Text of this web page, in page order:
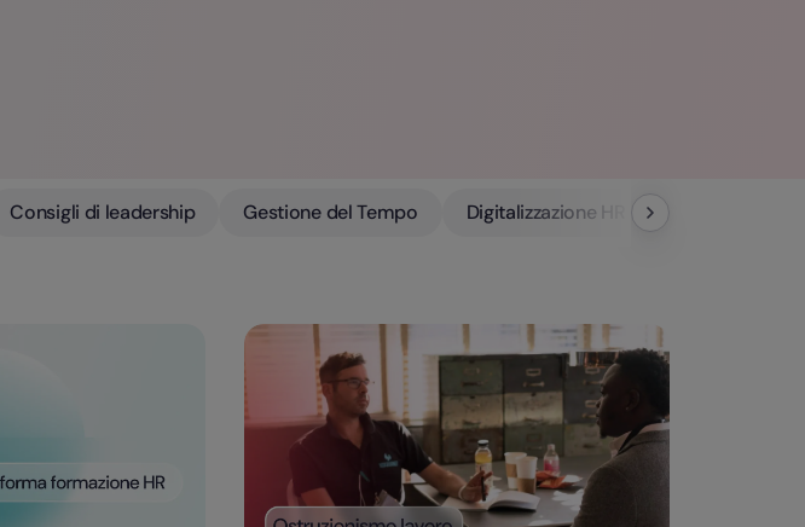
Consigli di leadership Gestione del Tempo Digitalizzazione HR